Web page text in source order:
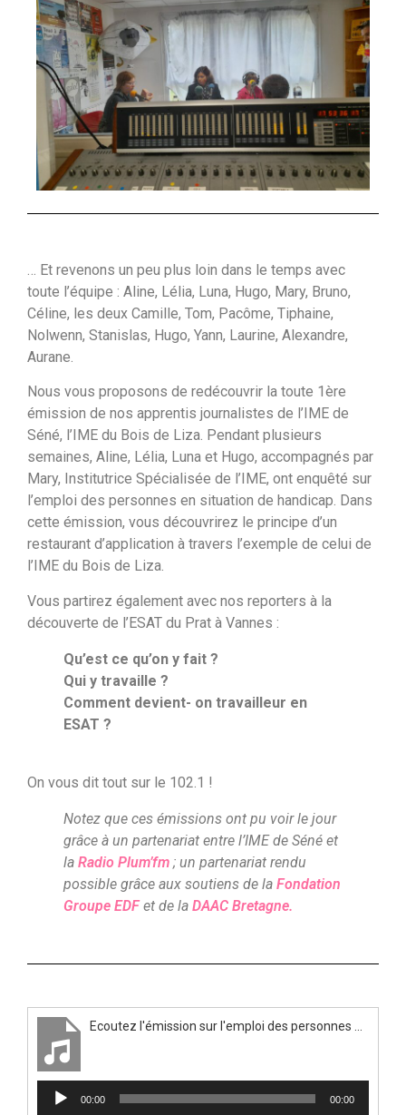
… Et revenons un peu plus loin dans le temps avec
toute l’équipe : Aline, Lélia, Luna, Hugo, Mary, Bruno,
Céline, les deux Camille, Tom, Pacôme, Tiphaine,
Nolwenn, Stanislas, Hugo, Yann, Laurine, Alexandre,
Aurane.
Nous vous proposons de redécouvrir la toute 1ère
émission de nos apprentis journalistes de l’IME de
Séné, l’IME du Bois de Liza. Pendant plusieurs
semaines, Aline, Lélia, Luna et Hugo, accompagnés par
Mary, Institutrice Spécialisée de l’IME, ont enquêté sur
l’emploi des personnes en situation de handicap. Dans
cette émission, vous découvrirez le principe d’un
restaurant d’application à travers l’exemple de celui de
l’IME du Bois de Liza.
Vous partirez également avec nos reporters à la
découverte de l’ESAT du Prat à Vannes :
Qu’est ce qu’on y fait ?
Qui y travaille ?
Comment devient- on travailleur en
ESAT ?
On vous dit tout sur le 102.1 !
Notez que ces émissions ont pu voir le jour
grâce à un partenariat entre l’IME de Séné et
la Radio Plum’fm ; un partenariat rendu
possible grâce aux soutiens de la Fondation
Groupe EDFet de la DAAC Bretagne.
Lecteur
audio
00:00 00:00